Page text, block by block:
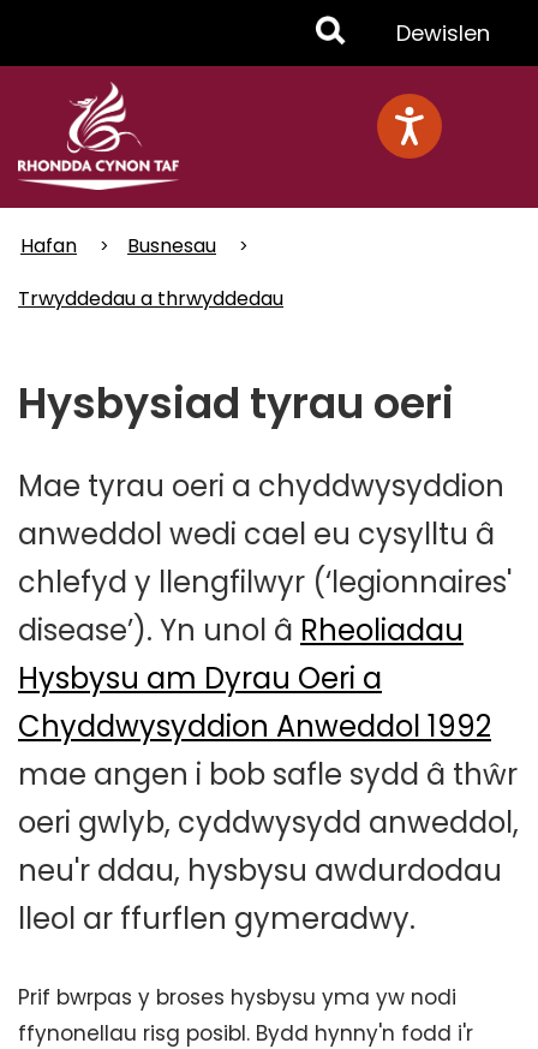
Toggle
Menu
Dewislen
Hafan
Busnesau
Trwyddedau a thrwyddedau
Hysbysiad tyrau oeri
Mae tyrau oeri a chyddwysyddion
anweddol wedi cael eu cysylltu â
chlefyd y llengfilwyr (‘legionnaires'
disease’). Yn unol â Rheoliadau
Hysbysu am Dyrau Oeri a
Chyddwysyddion Anweddol 1992
mae angen i bob safle sydd â thŵr
oeri gwlyb, cyddwysydd anweddol,
neu'r ddau, hysbysu awdurdodau
lleol ar ffurflen gymeradwy.
Prif bwrpas y broses hysbysu yma yw nodi
ffynonellau risg posibl. Bydd hynny'n fodd i'r